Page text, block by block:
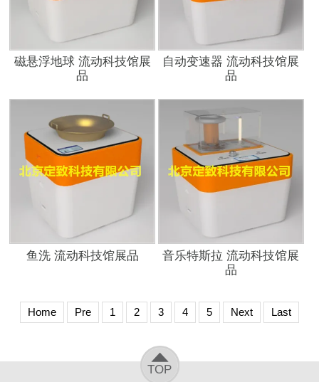
磁悬浮地球 流动科技馆展
品
自动变速器 流动科技馆展
品
鱼洗 流动科技馆展品
音乐特斯拉 流动科技馆展
品
Home Pre 1 2 3 4 5 Next Last
TOP